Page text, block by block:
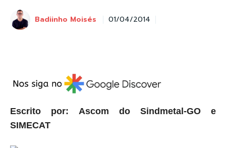
Badiinho Moisés 01/04/2014
Escrito por: Ascom do Sindmetal-GO e
SIMECAT